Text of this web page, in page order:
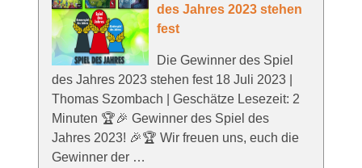
des Jahres 2023 stehen
fest
Die Gewinner des Spiel
des Jahres 2023 stehen fest 18 Juli 2023 |
Thomas Szombach | Geschätze Lesezeit: 2
Minuten 🏆🎉 Gewinner des Spiel des
Jahres 2023! 🎉🏆 Wir freuen uns, euch die
Gewinner der …